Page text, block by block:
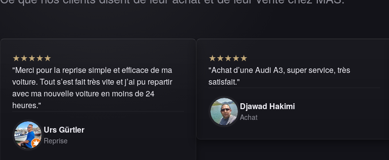
★★★★★
"Merci pour la reprise simple et efficace de ma
voiture. Tout s’est fait très vite et j’ai pu repartir
avec ma nouvelle voiture en moins de 24
heures."
Urs Gürtler
Reprise
★★★★★
"Achat d’une Audi A3, super service, très
satisfait."
Djawad Hakimi
Achat